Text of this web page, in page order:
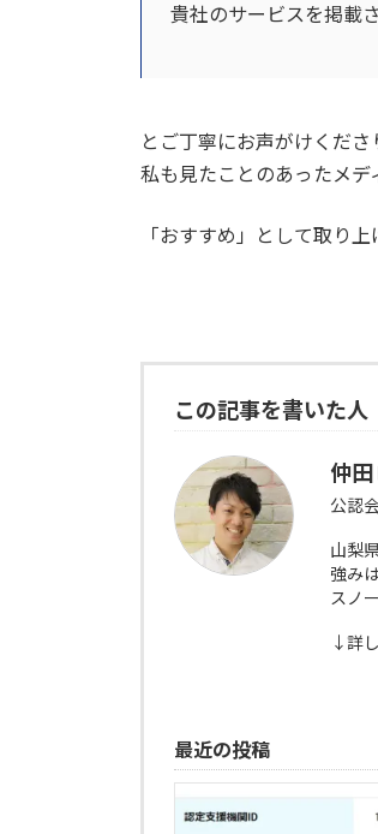
貴社のサービスを掲載
とご丁寧にお声がけくださ
私も見たことのあったメデ
「おすすめ」として取り
この記事を書いた人
仲田
公認
山梨
強み
スノ
↓詳
最近の投稿